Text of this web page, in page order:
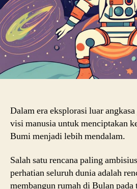
Dalam era eksplorasi luar
visi manusia untuk menciptakan
Bumi menjadi lebih mendalam.
Salah satu rencana paling
perhatian seluruh dunia adalah
membangun rumah di Bulan pada